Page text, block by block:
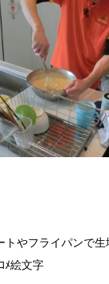
トやフライパンで生